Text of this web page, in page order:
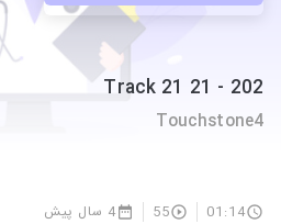
202 - 21 Track 21
Touchstone4
01:14
55 4 سال پیش